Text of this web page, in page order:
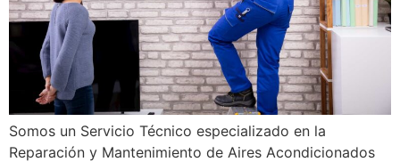
Somos un Servicio Técnico especializado en la
Reparación y Mantenimiento de Aires Acondicionados